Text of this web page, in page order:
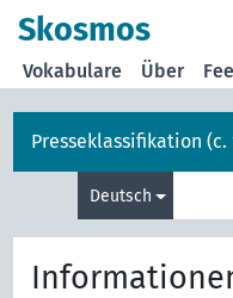
Skosmos
Vokabulare Über
Presseklassifikation (c.
Deutsch